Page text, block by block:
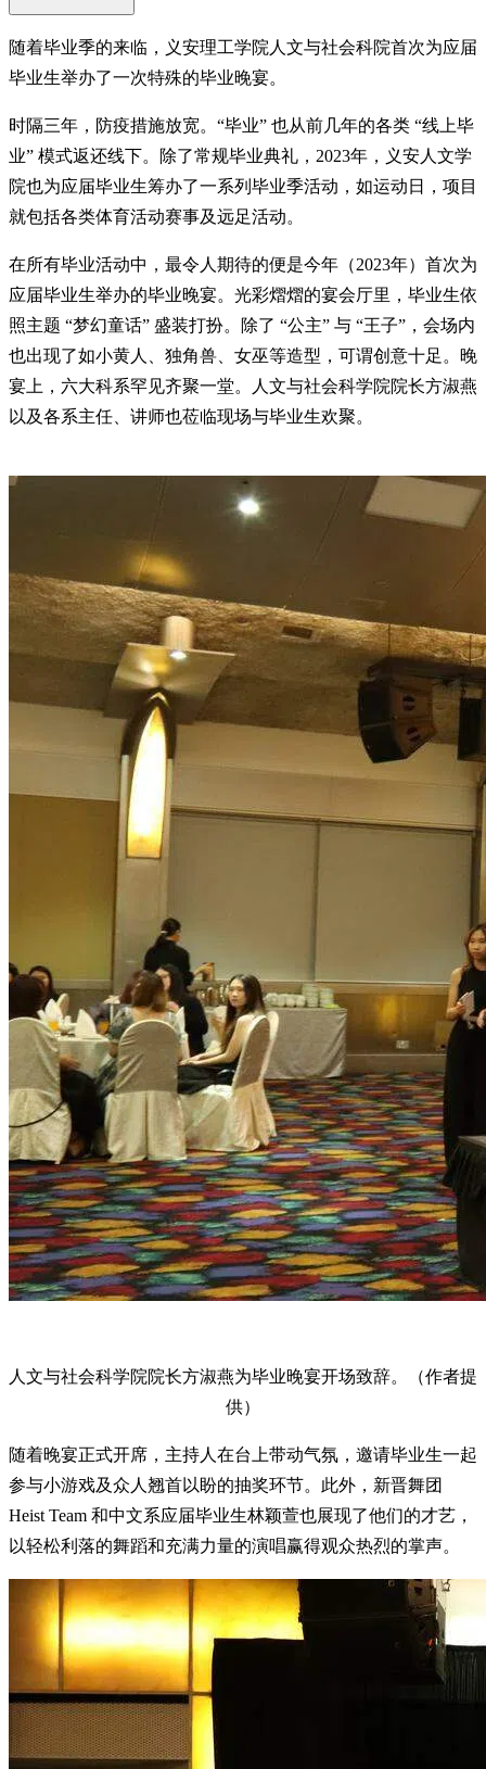
随着毕业季的来临，义安理工学院人文与社会科院首次为应届
毕业生举办了一次特殊的毕业晚宴。
时隔三年，防疫措施放宽。“毕业” 也从前几年的各类 “线上毕
业” 模式返还线下。除了常规毕业典礼，2023年，义安人文学
院也为应届毕业生筹办了一系列毕业季活动，如运动日，项目
就包括各类体育活动赛事及远足活动。
在所有毕业活动中，最令人期待的便是今年（2023年）首次为
应届毕业生举办的毕业晚宴。光彩熠熠的宴会厅里，毕业生依
照主题 “梦幻童话” 盛装打扮。除了 “公主” 与 “王子”，会场内
也出现了如小黄人、独角兽、女巫等造型，可谓创意十足。晚
宴上，六大科系罕见齐聚一堂。人文与社会科学院院长方淑燕
以及各系主任、讲师也莅临现场与毕业生欢聚。
人文与社会科学院院长方淑燕为毕业晚宴开场致辞。（作者提
供）
随着晚宴正式开席，主持人在台上带动气氛，邀请毕业生一起
参与小游戏及众人翘首以盼的抽奖环节。此外，新晋舞团
Heist Team 和中文系应届毕业生林颖萱也展现了他们的才艺，
以轻松利落的舞蹈和充满力量的演唱赢得观众热烈的掌声。